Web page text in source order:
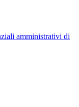
amministrativi di